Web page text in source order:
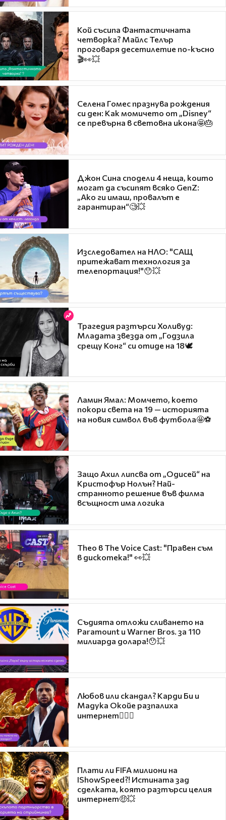
Кой съсипа Фантастичната
четворка? Майлс Телър
проговаря десетилетие по-късно
🎬👀💥
Селена Гомес празнува рождения
си ден: Как момичето от „Disney“
се превърна в световна икона🤩🎂
Джон Сина сподели 4 неща, които
могат да съсипят всяко GenZ:
„Ако ги имаш, провалът е
гарантиран“🧐💥
Изследовател на НЛО: "САЩ
притежават технология за
телепортация!"😯💥
Трагедия разтърси Холивуд:
Младата звезда от „Годзила
срещу Конг“ си отиде на 18🕊️
Ламин Ямал: Момчето, което
покори света на 19 — историята
на новия символ във футбола🤩⚽
Защо Ахил липсва от „Одисей“ на
Кристофър Нолън? Най-
странното решение във филма
всъщност има логика
Theo в The Voice Cast: "Правен съм
в дискотека!" 👀💥
Съдията отложи сливането на
Paramount и Warner Bros. за 110
милиарда долара!😯💥
Любов или скандал? Карди Би и
Мадука Окойе разпалиха
интернет❤️‍🔥🔥
Плати ли FIFA милиони на
IShowSpeed?! Истината зад
сделката, която разтърси целия
интернет🤑💥